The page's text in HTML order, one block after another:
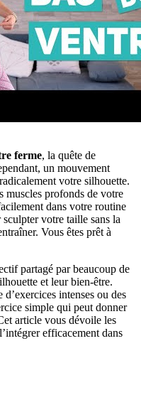
ferme, la quête de
un mouvement
votre silhouette.
muscles profonds de votre
dans votre routine
votre taille sans la
Vous êtes prêt à
partagé par beaucoup de
et leur bien-être.
intenses ou des
simple qui peut donner
article vous dévoile les
efficacement dans